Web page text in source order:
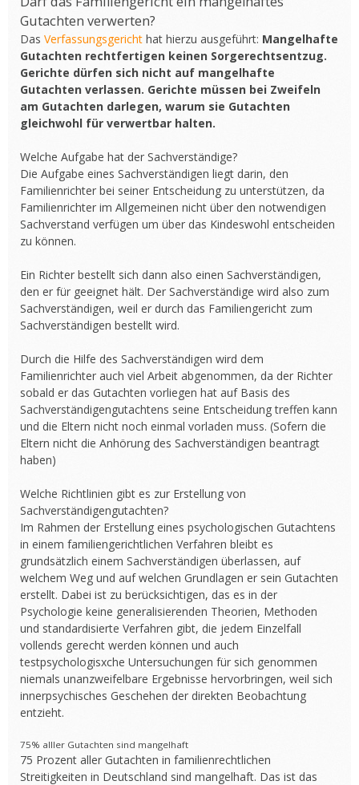
Gutachten verwerten?
Das Verfassungsgericht hat hierzu ausgeführt: Mangelhafte
Gutachten rechtfertigen keinen Sorgerechtsentzug.
Gerichte dürfen sich nicht auf mangelhafte
Gutachten verlassen. Gerichte müssen bei Zweifeln
am Gutachten darlegen, warum sie Gutachten
gleichwohl für verwertbar halten.
Welche Aufgabe hat der Sachverständige?
Die Aufgabe eines Sachverständigen liegt darin, den
Familienrichter bei seiner Entscheidung zu unterstützen, da
Familienrichter im Allgemeinen nicht über den notwendigen
Sachverstand verfügen um über das Kindeswohl entscheiden
zu können.
Ein Richter bestellt sich dann also einen Sachverständigen,
den er für geeignet hält. Der Sachverständige wird also zum
Sachverständigen, weil er durch das Familiengericht zum
Sachverständigen bestellt wird.
Durch die Hilfe des Sachverständigen wird dem
Familienrichter auch viel Arbeit abgenommen, da der Richter
sobald er das Gutachten vorliegen hat auf Basis des
Sachverständigengutachtens seine Entscheidung treffen kann
und die Eltern nicht noch einmal vorladen muss. (Sofern die
Eltern nicht die Anhörung des Sachverständigen beantragt
haben)
Welche Richtlinien gibt es zur Erstellung von
Sachverständigengutachten?
Im Rahmen der Erstellung eines psychologischen Gutachtens
in einem familiengerichtlichen Verfahren bleibt es
grundsätzlich einem Sachverständigen überlassen, auf
welchem Weg und auf welchen Grundlagen er sein Gutachten
erstellt. Dabei ist zu berücksichtigen, das es in der
Psychologie keine generalisierenden Theorien, Methoden
und standardisierte Verfahren gibt, die jedem Einzelfall
vollends gerecht werden können und auch
testpsychologisxche Untersuchungen für sich genommen
niemals unanzweifelbare Ergebnisse hervorbringen, weil sich
innerpsychisches Geschehen der direkten Beobachtung
entzieht.
75% alller Gutachten sind mangelhaft
75 Prozent aller Gutachten in familienrechtlichen
Streitigkeiten in Deutschland sind mangelhaft. Das ist das